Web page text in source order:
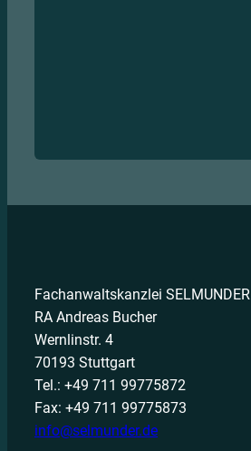
Fachanwaltskanzlei SELMUNDER
RA Andreas Bucher
Wernlinstr. 4
70193 Stuttgart
Tel.: +49 711 99775872
Fax: +49 711 99775873
info@selmunder.de